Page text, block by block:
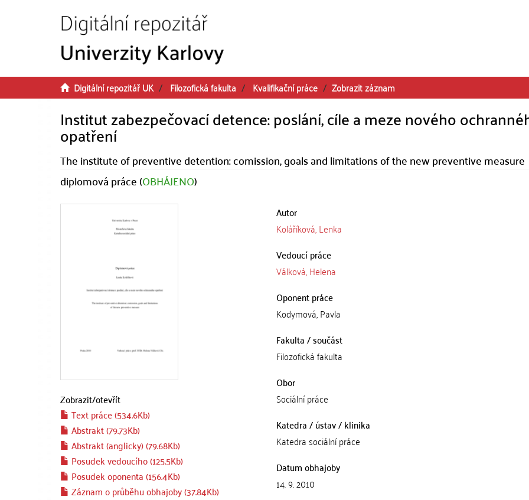
Digitální repozitář UK Filozofická fakulta Kvalifikační práce Zobrazit záznam
Institut zabezpečovací detence: poslání, cíle a meze nového
opatření
The institute of preventive detention: comission, goals and limitations of the new preventive measure
diplomová práce (OBHÁJENO)
Zobrazit/otevřít
Text práce (534.6Kb)
Abstrakt (79.73Kb)
Abstrakt (anglicky) (79.68Kb)
Posudek vedoucího (125.5Kb)
Posudek oponenta (156.4Kb)
Záznam o průběhu obhajoby (37.84Kb)
Autor
Koláříková, Lenka
Vedoucí práce
Válková, Helena
Oponent práce
Kodymová, Pavla
Fakulta / součást
Filozofická fakulta
Obor
Sociální práce
Katedra / ústav / klinika
Katedra sociální práce
Datum obhajoby
14. 9. 2010